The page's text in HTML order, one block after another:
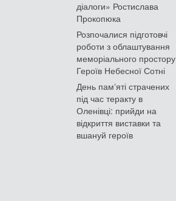
діалоги» Ростислава
Прокопюка
Розпочалися підготовчі
роботи з облаштування
меморіального простору
Героїв Небесної Сотні
День памʼяті страчених
під час теракту в
Оленівці: прийди на
відкриття виставки та
вшануй героїв